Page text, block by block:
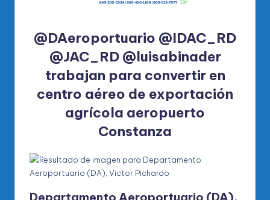
@DAeroportuario @IDAC_RD
@JAC_RD@luisabinader
trabajan para convertir en
centro aéreo de exportación
agrícola aeropuerto
Constanza
Departamento Aeroportuario (DA),